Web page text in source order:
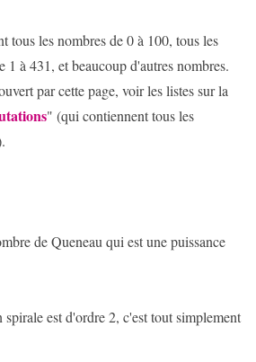
tous les nombres de 0 à 100, tous les
1 à 431, et beaucoup d'autres nombres.
par cette page, voir les listes sur la
" (qui contiennent tous les
de Queneau qui est une puissance
est d'ordre 2, c'est tout simplement